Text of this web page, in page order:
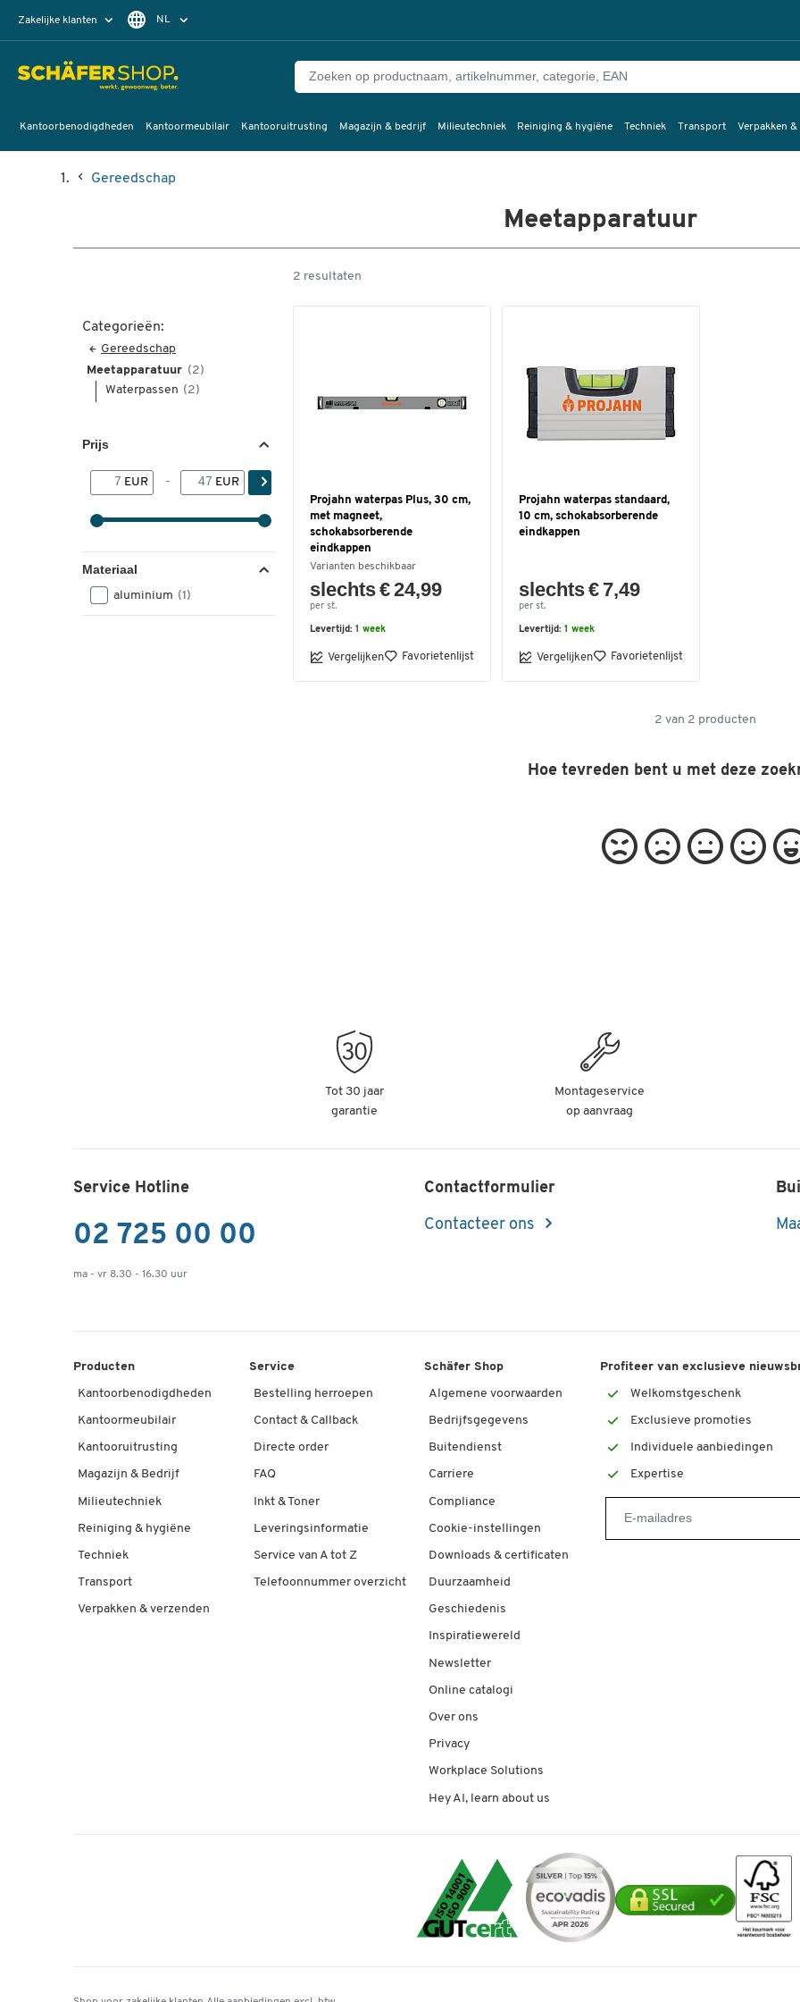
Zakelijke klanten NL
Kantoorbenodigdheden Kantoormeubilair Kantooruitrusting Magazijn & bedrijf Milieutechniek Reiniging & hygiëne Techniek Transport Verpakken &
Gereedschap
Meetapparatuur
Categorieën:
Gereedschap
Meetapparatuur (2)
Waterpassen (2)
Prijs
EUR - EUR
Materiaal
aluminium (1)
2 resultaten
Projahn waterpas Plus, 30 cm,
met magneet,
schokabsorberende
eindkappen
Varianten beschikbaar
slechts € 24,99
per st.
Levertijd: 1 week
Vergelijken Favorietenlijst
Projahn waterpas standaard,
10 cm, schokabsorberende
eindkappen
slechts € 7,49
per st.
Levertijd: 1 week
Vergelijken Favorietenlijst
2 van 2 producten
Hoe tevreden bent u met deze
Tot 30 jaar
garantie
Montageservice
op aanvraag
Service Hotline
02 725 00 00
ma - vr 8.30 - 16.30 uur
Contactformulier
Contacteer ons
Producten
Kantoorbenodigdheden
Kantoormeubilair
Kantooruitrusting
Magazijn & Bedrijf
Milieutechniek
Reiniging & hygiëne
Techniek
Transport
Verpakken & verzenden
Service
Bestelling herroepen
Contact & Callback
Directe order
FAQ
Inkt & Toner
Leveringsinformatie
Service van A tot Z
Telefoonnummer overzicht
Schäfer Shop
Algemene voorwaarden
Bedrijfsgegevens
Buitendienst
Carriere
Compliance
Cookie-instellingen
Downloads & certificaten
Duurzaamheid
Geschiedenis
Inspiratiewereld
Newsletter
Online catalogi
Over ons
Privacy
Workplace Solutions
Hey AI, learn about us
Profiteer van exclusieve
Welkomstgeschenk
Exclusieve promoties
Individuele aanbiedingen
Expertise